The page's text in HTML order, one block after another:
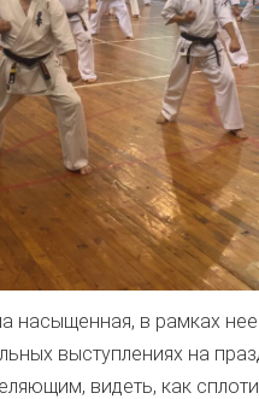
насыщенная, в рамках нее
выступлениях на
видеть, как